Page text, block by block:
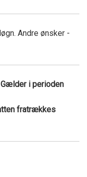
Andre ønsker -
i perioden
fratrækkes